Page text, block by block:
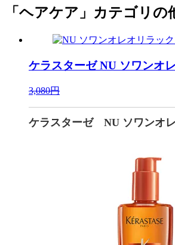
「ヘアケア」カテゴリの
ケラスターゼ NU ソワンオ
3,080円
ケラスターゼ NU ソワンオ